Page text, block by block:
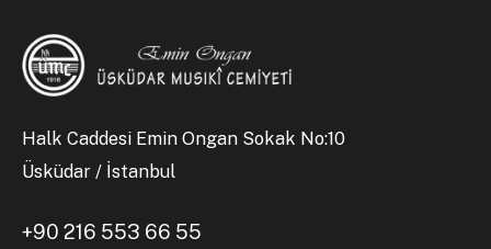
Halk Caddesi Emin Ongan Sokak No:10
Üsküdar / İstanbul
+90 216 553 66 55